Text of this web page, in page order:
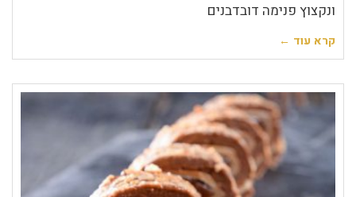
ונקצוץ פנימה דובדבנים
קרא עוד ←